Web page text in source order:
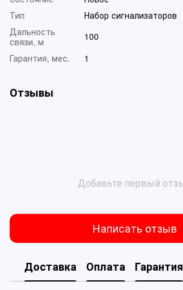
Тип
Набор сигнализаторов
Дальность
связи, м
100
Гарантия, мес.
1
Отзывы
Добавьте первый
Написать отзыв
Доставка Оплата Гарантия